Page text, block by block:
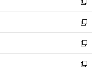
ド
ウ
で
開
く
ィ
ン
ド
ウ
で
開
く
い
ウ
ィ
ン
ド
ウ
で
新
し
い
ウ
ィ
ン
ド
新
し
い
ウ
ィ
新
し
い
新